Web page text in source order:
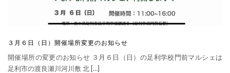
３月６日（日）開催場所変更のお知らせ
開催場所の変更のお知らせ ３月６日（日）の足利学校門前マルシェは
足利市の渡良瀬川河川敷 北 […]